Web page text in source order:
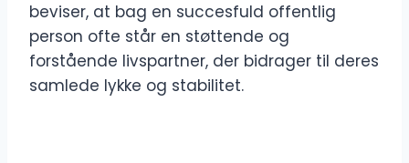
beviser, at bag en succesfuld offentlig
person ofte står en støttende og
forstående livspartner, der bidrager til deres
samlede lykke og stabilitet.